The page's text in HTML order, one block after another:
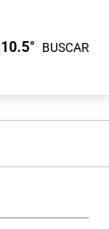
10.5° BUSCAR